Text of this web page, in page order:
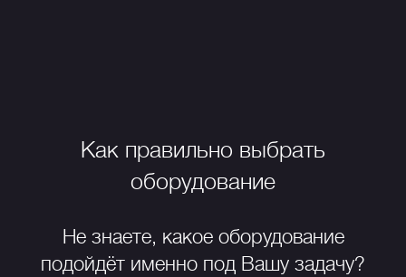
Как правильно выбрать
оборудование
Не знаете, какое оборудование
подойдёт именно под Вашу задачу?